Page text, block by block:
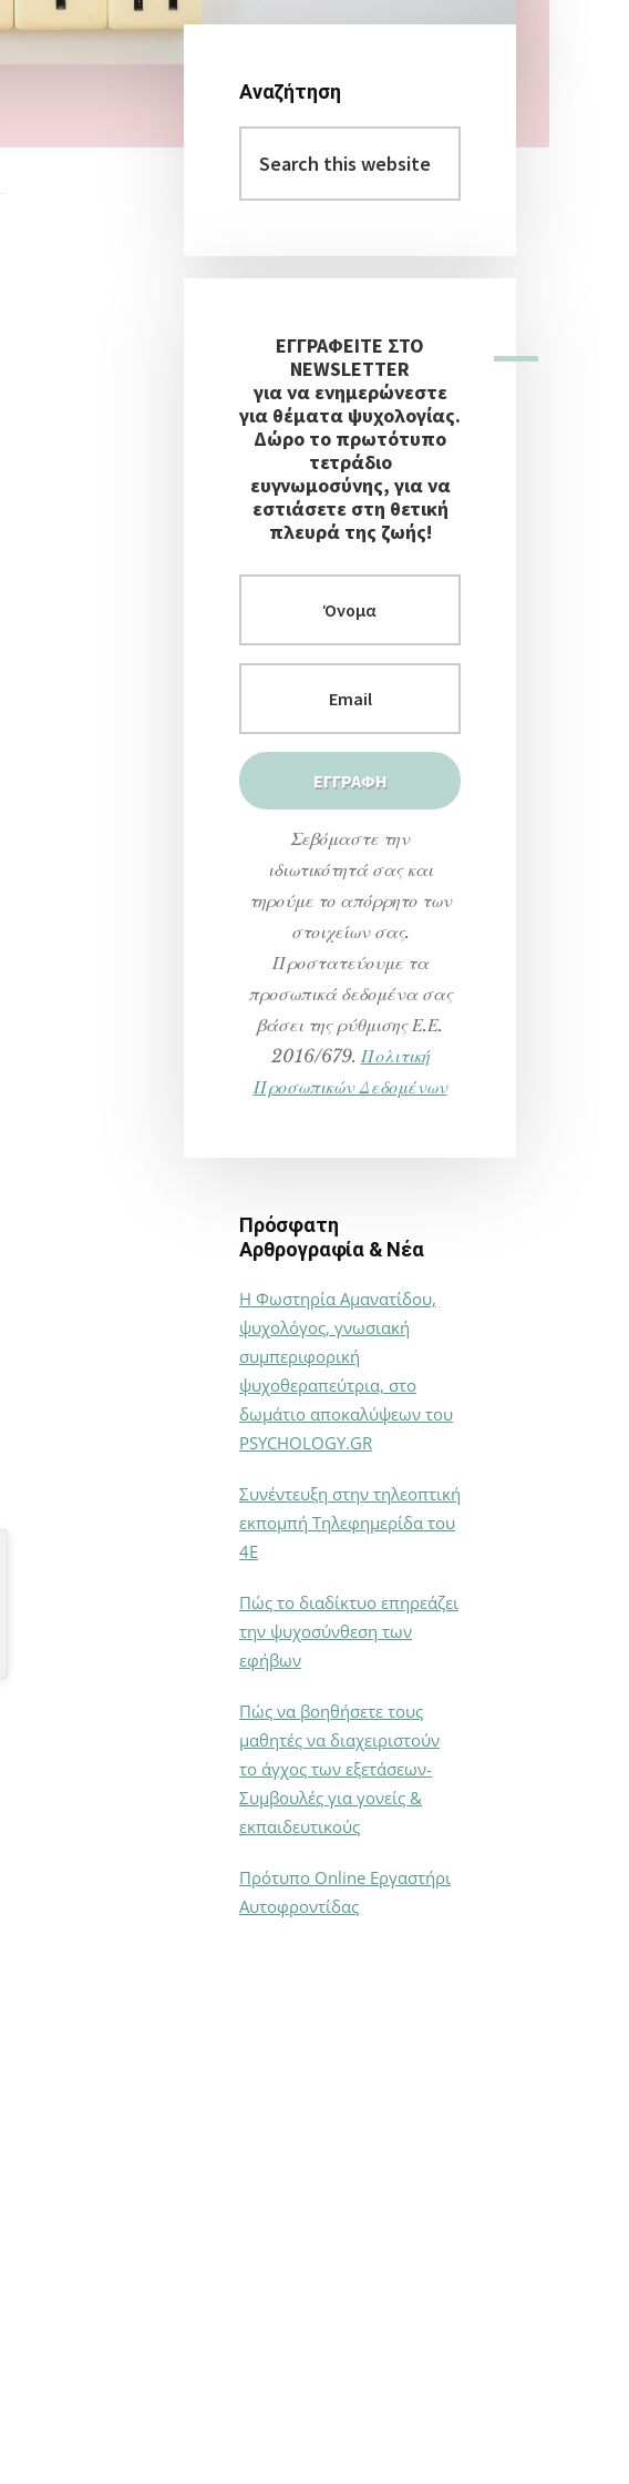
Αρχική
Πλευρική
Στήλη
Αναζήτηση
this
website
ΕΓΓΡΑΦΕΙΤΕ ΣΤΟ
NEWSLETTER
για να ενημερώνεστε
για θέματα ψυχολογίας.
Δώρο το πρωτότυπο
τετράδιο
ευγνωμοσύνης, για να
εστιάσετε στη θετική
πλευρά της ζωής!
Σεβόμαστε την
ιδιωτικότητά σας και
τηρούμε το απόρρητο των
στοιχείων σας.
Προστατεύουμε τα
προσωπικά δεδομένα σας
βάσει της ρύθμισης Ε.Ε.
2016/679. Πολιτική
Προσωπικών Δεδομένων
Πρόσφατη
Αρθρογραφία & Νέα
Η Φωστηρία Αμανατίδου,
ψυχολόγος, γνωσιακή
συμπεριφορική
ψυχοθεραπεύτρια, στο
δωμάτιο αποκαλύψεων του
PSYCHOLOGY.GR
Συνέντευξη στην τηλεοπτική
εκπομπή Τηλεφημερίδα του
4Ε
Πώς το διαδίκτυο επηρεάζει
την ψυχοσύνθεση των
εφήβων
Πώς να βοηθήσετε τους
μαθητές να διαχειριστούν
το άγχος των εξετάσεων-
Συμβουλές για γονείς &
εκπαιδευτικούς
Πρότυπο Online Εργαστήρι
Αυτοφροντίδας